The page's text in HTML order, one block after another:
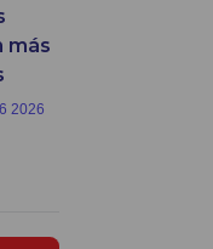
más
2026